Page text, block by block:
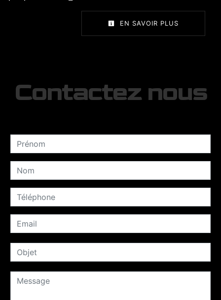
EN SAVOIR PLUS
Contactez nous